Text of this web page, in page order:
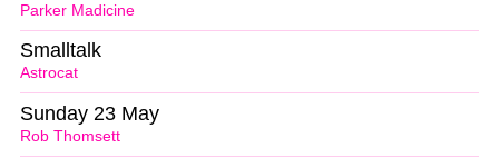
Parker Madicine
Astrocat
Smalltalk
Rob Thomsett
Sunday 23 May